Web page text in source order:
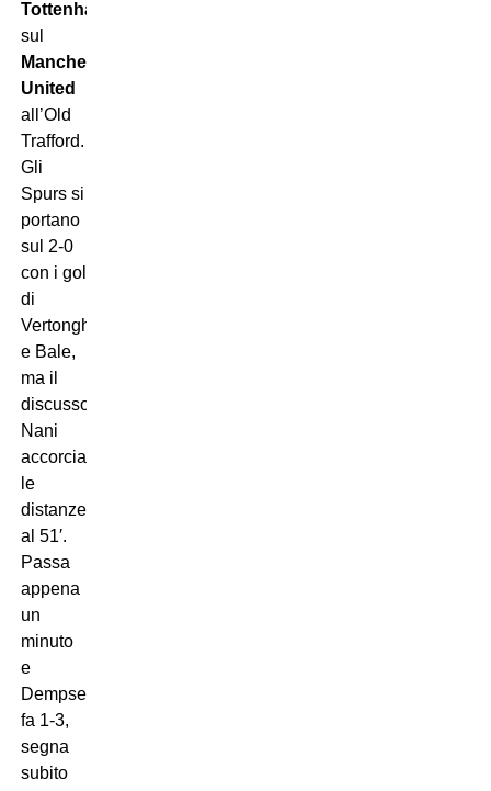
Tottenham
sul
Manchester
United
all’Old
Trafford.
Gli
Spurs si
portano
sul 2-0
con i gol
di
Vertonghen
e Bale,
ma il
discusso
Nani
accorcia
le
distanze
al 51′.
Passa
appena
un
minuto
e
Dempsey
fa 1-3,
segna
subito